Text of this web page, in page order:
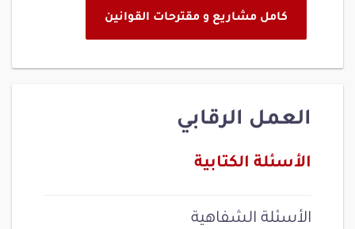
كامل مشاريع و مقترحات القوانين
العمل الرقابي
الأسئلة الكتابية
الأسئلة الشفاهية